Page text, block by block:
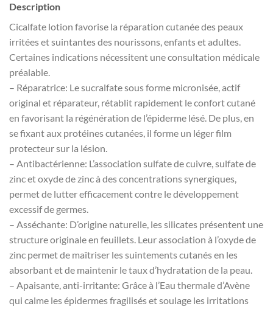
Description
Cicalfate lotion favorise la réparation cutanée des peaux
irritées et suintantes des nourissons, enfants et adultes.
Certaines indications nécessitent une consultation médicale
préalable.
– Réparatrice: Le sucralfate sous forme micronisée, actif
original et réparateur, rétablit rapidement le confort cutané
en favorisant la régénération de l’épiderme lésé. De plus, en
se fixant aux protéines cutanées, il forme un léger film
protecteur sur la lésion.
– Antibactérienne: L’association sulfate de cuivre, sulfate de
zinc et oxyde de zinc à des concentrations synergiques,
permet de lutter efficacement contre le développement
excessif de germes.
– Asséchante: D’origine naturelle, les silicates présentent une
structure originale en feuillets. Leur association à l’oxyde de
zinc permet de maîtriser les suintements cutanés en les
absorbant et de maintenir le taux d’hydratation de la peau.
– Apaisante, anti-irritante: Grâce à l’Eau thermale d’Avène
qui calme les épidermes fragilisés et soulage les irritations